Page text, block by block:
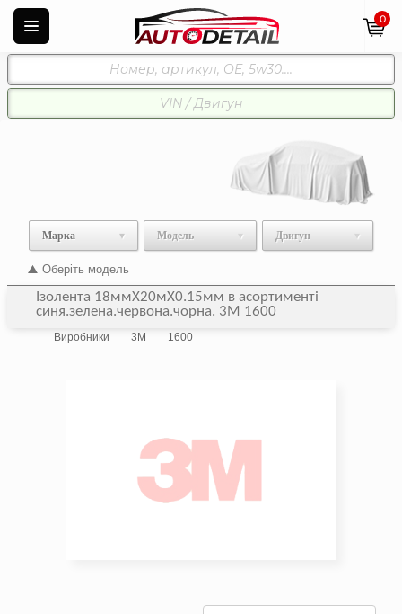
0
Марка Модель Двигун
Оберіть модель
Ізолента 18ммX20мX0.15мм в асортименті
синя.зелена.червона.чорна. 3M 1600
Виробники 3M 1600